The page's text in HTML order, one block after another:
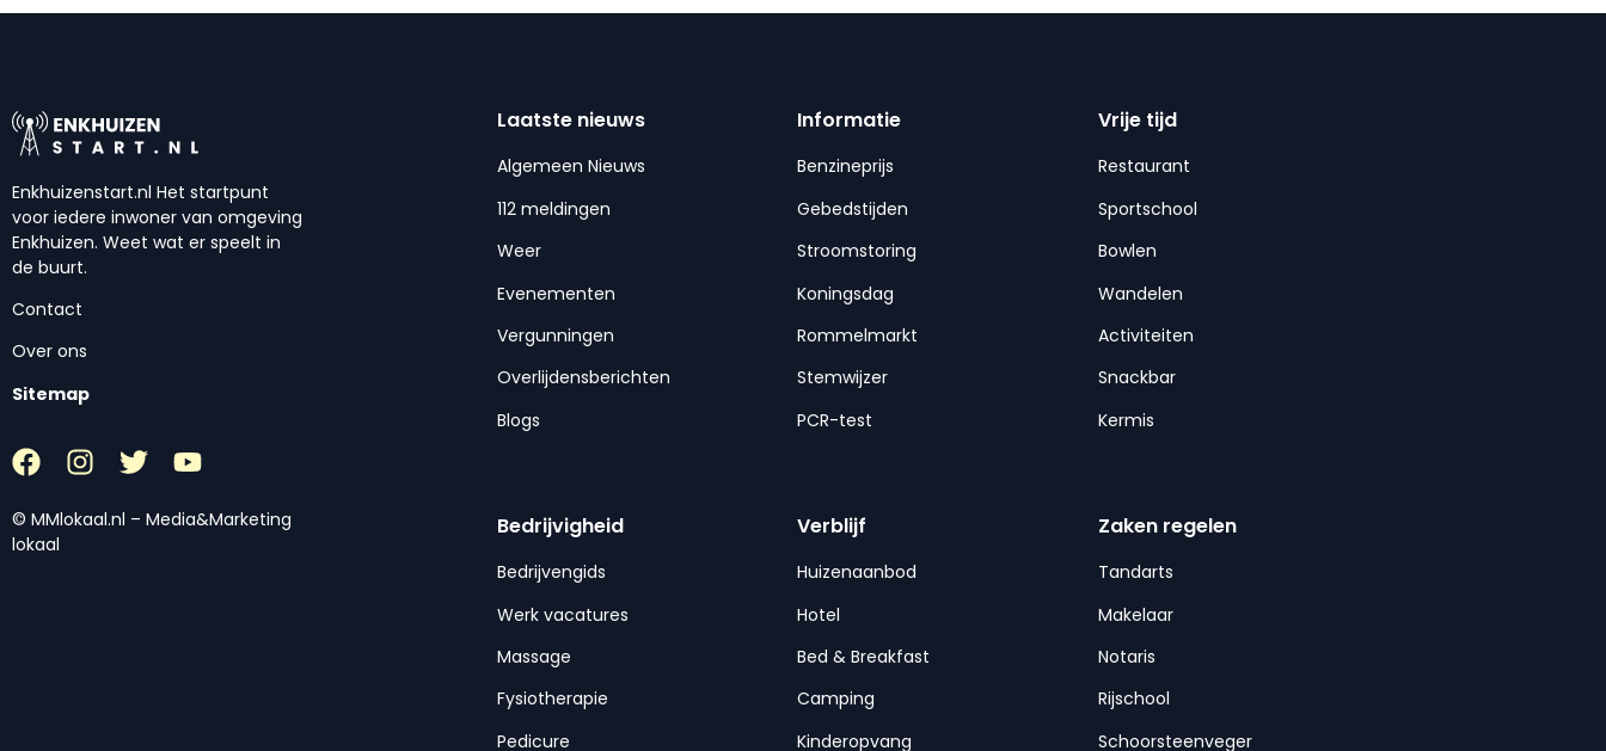
Enkhuizenstart.nl Het startpunt
voor iedere inwoner van omgeving
Enkhuizen. Weet wat er speelt in
de buurt.
Contact
Over ons
Sitemap
© MMlokaal.nl – Media&Marketing
lokaal
Laatste nieuws
Algemeen Nieuws
112 meldingen
Weer
Evenementen
Vergunningen
Overlijdensberichten
Blogs
Informatie
Benzineprijs
Gebedstijden
Stroomstoring
Koningsdag
Rommelmarkt
Stemwijzer
PCR-test
Vrije tijd
Restaurant
Sportschool
Bowlen
Wandelen
Activiteiten
Snackbar
Kermis
Bedrijvigheid
Bedrijvengids
Werk vacatures
Massage
Fysiotherapie
Pedicure
Verblijf
Huizenaanbod
Hotel
Bed & Breakfast
Camping
Kinderopvang
Zaken regelen
Tandarts
Makelaar
Notaris
Rijschool
Schoorsteenveger